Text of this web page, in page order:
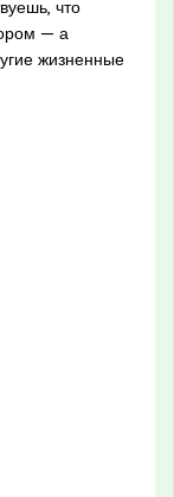
что
— а
жизненные